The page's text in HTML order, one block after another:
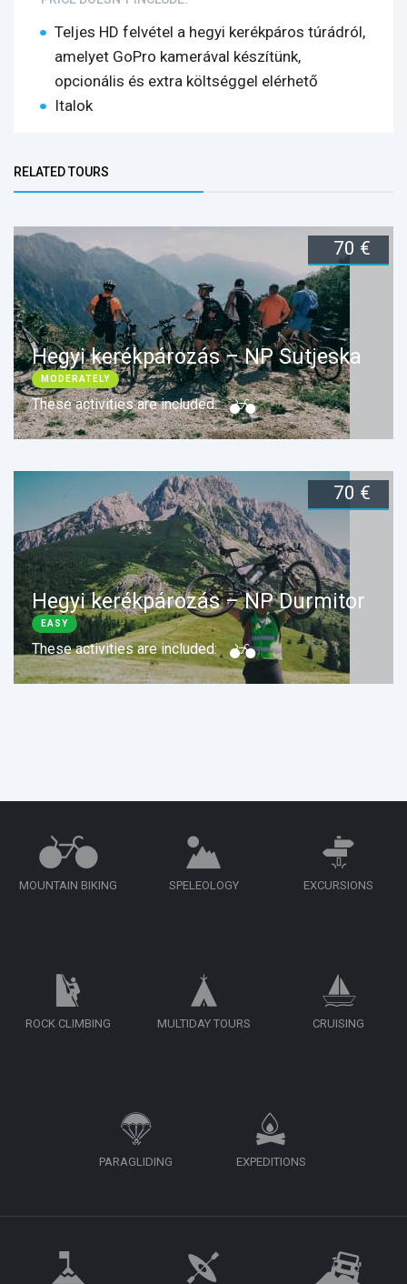
Teljes HD felvétel a hegyi kerékpáros túrádról,
amelyet GoPro kamerával készítünk,
opcionális és extra költséggel elérhető
Italok
Bottom Group
RELATED TOURS
70 €
Hegyi kerékpározás – NP Sutjeska
MODERATELY
These activities are included:
Duration: 1 day Foglalj most
70 €
Hegyi kerékpározás – NP Durmitor
EASY
These activities are included:
MOUNTAIN BIKING SPELEOLOGY EXCURSIONS
ROCK CLIMBING MULTIDAY TOURS CRUISING
PARAGLIDING EXPEDITIONS